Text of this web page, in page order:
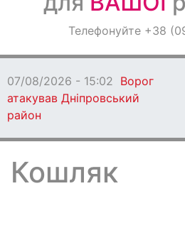
ОголошенняТелефонуйте +38
07/08/2026 - 15:02 Ворог
атакував Дніпровський
район
Кошляк